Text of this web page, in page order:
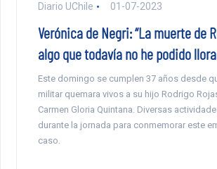
Diario UChile 01-07-2023
Verónica de Negri: “La muerte de
algo que todavía no he podido
Este domingo se cumplen 37 años desde
militar quemara vivos a su hijo Rodrigo
Carmen Gloria Quintana. Diversas
durante la jornada para conmemorar este
caso.